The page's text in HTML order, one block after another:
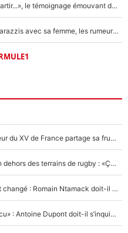
F1 : « Je lui ai fait un câlin, puis j’ai dû partir...», le témoignage émouvant de Max Verstappen sur sa fille
F1 : Charles Leclerc surpris par les paparazzis avec sa femme, les rumeurs étaient vraies !
Mis de côté par Fabien Galthié, un joueur du XV de France partage sa frustration : «ils ne me l’ont pas dit tout de suite»
La raison d'être de Matthieu Jalibert en dehors des terrains de rugby : «Ça m'atteint autant que si tu touches à un membre de ma famille»
XV de France - Matthieu Jalibert a tout changé : Romain Ntamack doit-il s’inquiéter pour sa place à un an de la Coupe du monde ?
«Le XV de France est meilleur avec Lucu» : Antoine Dupont doit-il s’inquiéter pour sa place ?